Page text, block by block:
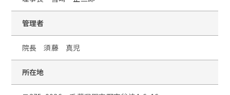
管理者
院長 須藤 真児
所在地